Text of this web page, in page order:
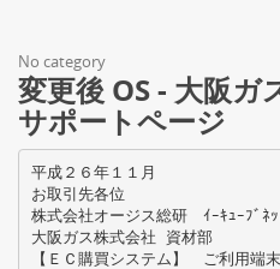
No category
変更後 OS - 大阪ガ
サポートページ
平成２６年１１月
お取引先各位
株式会社オージス総研 ｲｰｷｭｰﾌﾞﾈｯ
大阪ガス株式会社 資材部
【ＥＣ購買システム】 ご利用端